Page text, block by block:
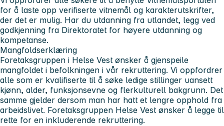
for å laste opp verifiserte vitnemål og karakterutskrifter,
der det er mulig. Har du utdanning fra utlandet, legg ved
godkjenning fra Direktoratet for høyere utdanning og
kompetanse.
Mangfoldserklæring
Foretaksgruppen i Helse Vest ønsker å gjenspeile
mangfoldet i befolkningen i vår rekruttering. Vi oppfordrer
alle som er kvalifiserte til å søke ledige stillinger uansett
kjønn, alder, funksjonsevne og flerkulturell bakgrunn. Det
samme gjelder dersom man har hatt et lengre opphold fra
arbeidslivet. Foretaksgruppen Helse Vest ønsker å legge til
rette for en inkluderende rekruttering.